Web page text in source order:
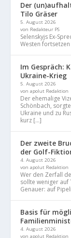
Der
Tilo Gräser
5. August 2026
von Redakteur PS
Selenskyjs Ex-
Westen
Im Gespräch:
Ukraine-Krieg
5. August 2026
von apolut Redaktion
Der ehemalige
Schönbach,
Ukraine und zu
kurz […]
Der zweite
der Golf-
4. August 2026
von apolut Redaktion
Wer den Zerfall
sollte weniger auf
Genauer: auf
Basis für
4. August 2026
von apolut Redaktion